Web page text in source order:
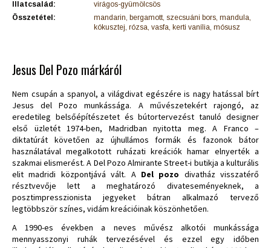
Illatcsalád:
virágos-gyümölcsös
Összetétel:
mandarin, bergamott, szecsuáni bors, mandula,
kókusztej, rózsa, vasfa, kerti vanília, mósusz
Jesus Del Pozo márkáról
Nem csupán a spanyol, a világdivat egészére is nagy hatással bírt
Jesus del Pozo munkássága. A művészetekért rajongó, az
eredetileg belsőépítészetet és bútortervezést tanuló designer
első üzletét 1974-ben, Madridban nyitotta meg. A Franco –
diktatúrát követően az újhullámos formák és fazonok bátor
használatával megalkotott ruházati kreációk hamar elnyerték a
szakmai elismerést. A Del Pozo Almirante Street-i butikja a kulturális
elit madridi központjává vált. A Del pozo divatház visszatérő
résztvevője lett a meghatározó divateseményeknek, a
posztimpresszionista jegyeket bátran alkalmazó tervező
legtöbbször színes, vidám kreációinak köszönhetően.
A 1990-es években a neves művész alkotói munkássága
mennyasszonyi ruhák tervezésével és ezzel egy időben